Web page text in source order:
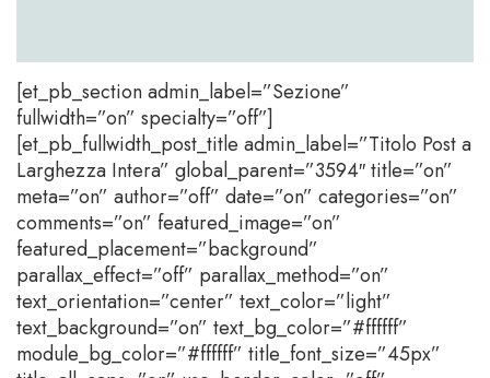
[et_pb_section admin_label=”Sezione”
fullwidth=”on” specialty=”off”]
[et_pb_fullwidth_post_title admin_label=”Titolo Post a
Larghezza Intera” global_parent=”3594″ title=”on”
meta=”on” author=”off” date=”on” categories=”on”
comments=”on” featured_image=”on”
featured_placement=”background”
parallax_effect=”off” parallax_method=”on”
text_orientation=”center” text_color=”light”
text_background=”on” text_bg_color=”#ffffff”
module_bg_color=”#ffffff” title_font_size=”45px”